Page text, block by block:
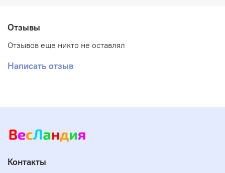
Отзывы
Отзывов еще никто не оставлял
Написать отзыв
Контакты